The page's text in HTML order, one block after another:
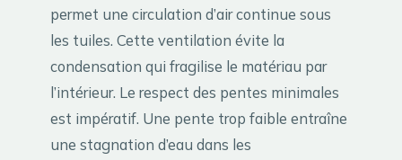
permet une circulation d’air continue sous
les tuiles. Cette ventilation évite la
condensation qui fragilise le matériau par
l’intérieur. Le respect des pentes minimales
est impératif. Une pente trop faible entraîne
une stagnation d’eau dans les